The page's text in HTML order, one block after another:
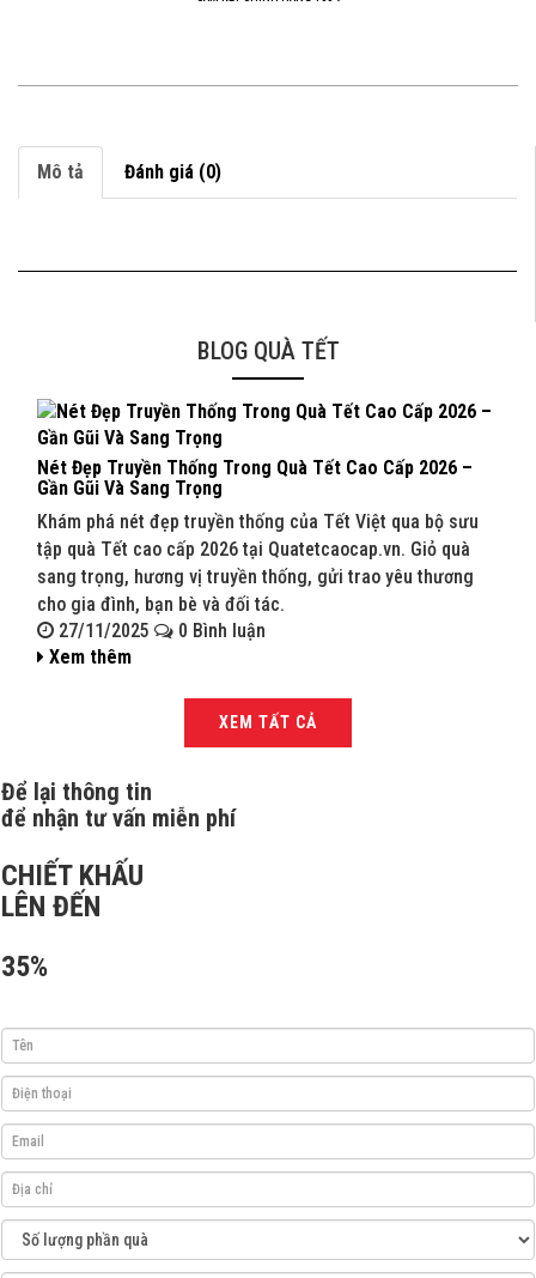
Mô tả Đánh giá (0)
BLOG QUÀ TẾT
Nét Đẹp Truyền Thống Trong Quà Tết Cao Cấp 2026 –
Gần Gũi Và Sang Trọng
Khám phá nét đẹp truyền thống của Tết Việt qua bộ sưu
tập quà Tết cao cấp 2026 tại Quatetcaocap.vn. Giỏ quà
sang trọng, hương vị truyền thống, gửi trao yêu thương
cho gia đình, bạn bè và đối tác.
27/11/2025
0 Bình luận
Xem thêm
XEM TẤT CẢ
Để lại thông tin
để nhận tư vấn miễn phí
CHIẾT KHẤU
LÊN ĐẾN
35%